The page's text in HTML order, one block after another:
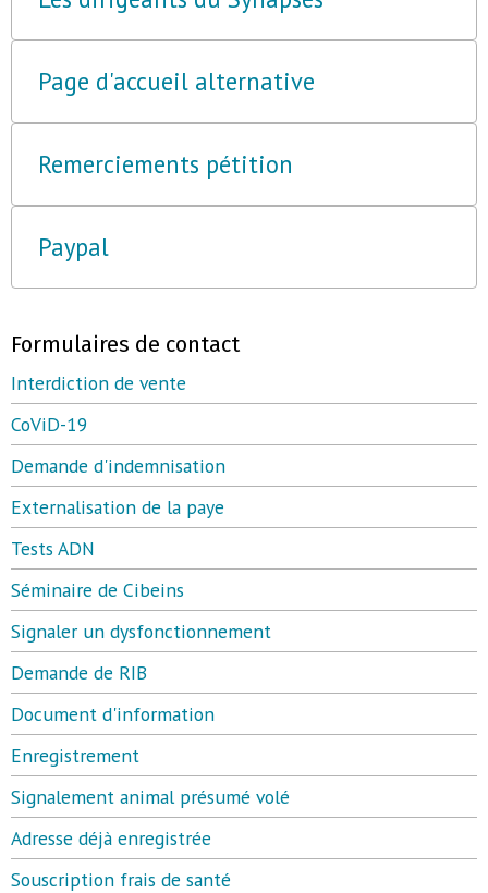
Page d'accueil alternative
Remerciements pétition
Paypal
Formulaires de contact
Interdiction de vente
CoViD-19
Demande d'indemnisation
Externalisation de la paye
Tests ADN
Séminaire de Cibeins
Signaler un dysfonctionnement
Demande de RIB
Document d'information
Enregistrement
Signalement animal présumé volé
Adresse déjà enregistrée
Souscription frais de santé